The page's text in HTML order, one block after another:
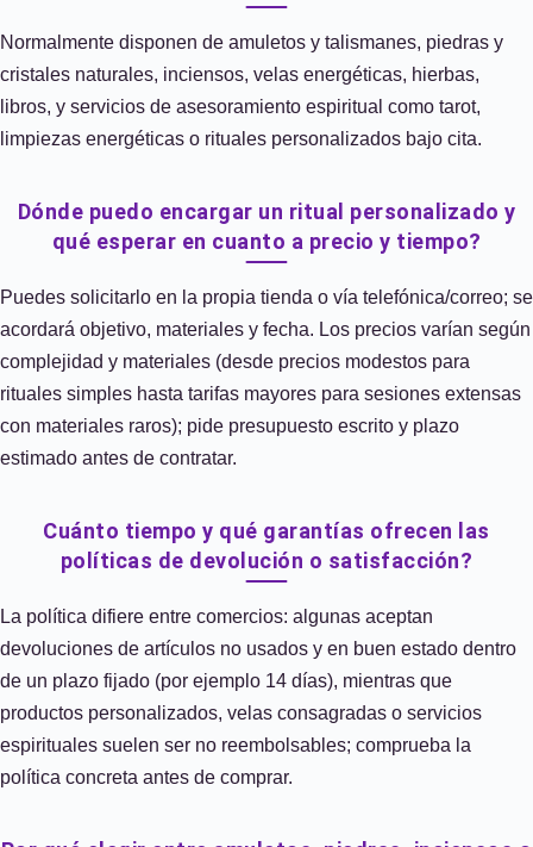
Normalmente disponen de amuletos y talismanes, piedras y
cristales naturales, inciensos, velas energéticas, hierbas,
libros, y servicios de asesoramiento espiritual como tarot,
limpiezas energéticas o rituales personalizados bajo cita.
Dónde puedo encargar un ritual personalizado y
qué esperar en cuanto a precio y tiempo?
Puedes solicitarlo en la propia tienda o vía telefónica/correo; se
acordará objetivo, materiales y fecha. Los precios varían según
complejidad y materiales (desde precios modestos para
rituales simples hasta tarifas mayores para sesiones extensas
con materiales raros); pide presupuesto escrito y plazo
estimado antes de contratar.
Cuánto tiempo y qué garantías ofrecen las
políticas de devolución o satisfacción?
La política difiere entre comercios: algunas aceptan
devoluciones de artículos no usados y en buen estado dentro
de un plazo fijado (por ejemplo 14 días), mientras que
productos personalizados, velas consagradas o servicios
espirituales suelen ser no reembolsables; comprueba la
política concreta antes de comprar.